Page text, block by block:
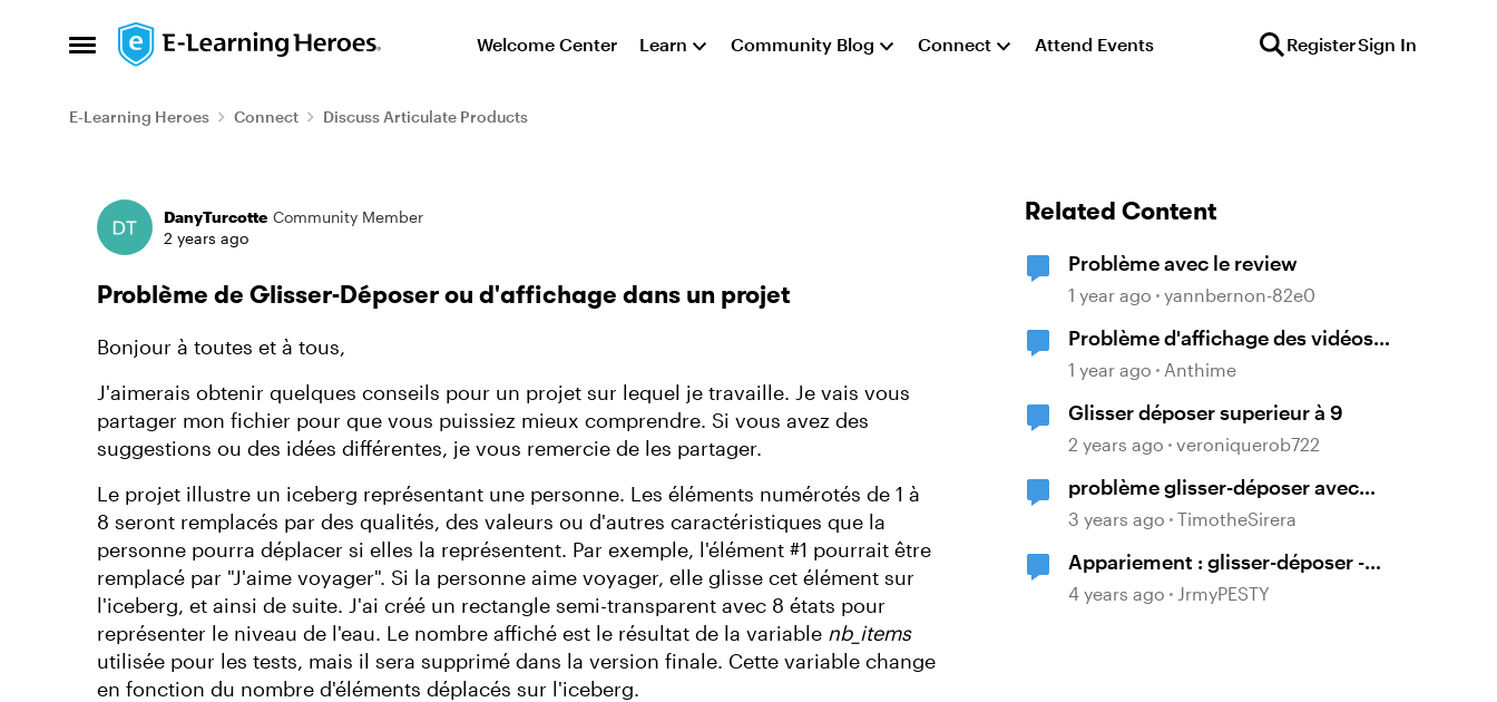
Open Side Menu
Skip to content Welcome Center Learn Community Blog Connect Attend Events RegisterSign In
E-Learning Heroes Connect Discuss Articulate Products
Forum Discussion
DanyTurcotte Community Member
2 years ago
Problème de Glisser-Déposer ou d'affichage dans un projet
Bonjour à toutes et à tous,
J'aimerais obtenir quelques conseils pour un projet sur lequel je travaille. Je vais vous
partager mon fichier pour que vous puissiez mieux comprendre. Si vous avez des
suggestions ou des idées différentes, je vous remercie de les partager.
Le projet illustre un iceberg représentant une personne. Les éléments numérotés de 1 à
8 seront remplacés par des qualités, des valeurs ou d'autres caractéristiques que la
personne pourra déplacer si elles la représentent. Par exemple, l'élément #1 pourrait être
remplacé par "J'aime voyager". Si la personne aime voyager, elle glisse cet élément sur
l'iceberg, et ainsi de suite. J'ai créé un rectangle semi-transparent avec 8 états pour
représenter le niveau de l'eau. Le nombre affiché est le résultat de la variable nb_items
utilisée pour les tests, mais il sera supprimé dans la version finale. Cette variable change
en fonction du nombre d'éléments déplacés sur l'iceberg.
Related Content
Problème avec le review
1 year ago yannbernon-82e0
Problème d'affichage des vidéos
dans le Storyline
1 year ago Anthime
Glisser déposer superieur à 9
2 years ago veroniquerob722
problème glisser-déposer avec
survol sur zone de dépôt avec état
3 years ago TimotheSirera
Appariement : glisser-déposer -
faire apparaitre la correction
4 years ago JrmyPESTY